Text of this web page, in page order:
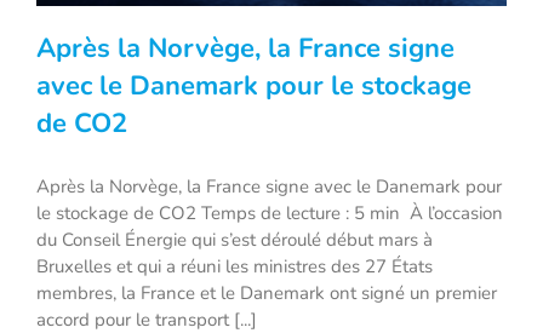
Après la Norvège, la France signe avec
le Danemark pour le stockage de CO2
Après la Norvège, la France signe
avec le Danemark pour le stockage
de CO2
Après la Norvège, la France signe avec le Danemark pour
le stockage de CO2 Temps de lecture : 5 min À l’occasion
du Conseil Énergie qui s’est déroulé début mars à
Bruxelles et qui a réuni les ministres des 27 États
membres, la France et le Danemark ont signé un premier
accord pour le transport [...]